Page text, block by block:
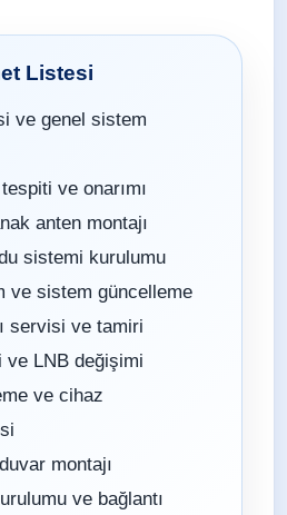
Listesi
ve genel sistem
ve onarımı
anten montajı
sistemi kurulumu
ve sistem güncelleme
servisi ve tamiri
ve LNB değişimi
ve cihaz
montajı
ve bağlantı